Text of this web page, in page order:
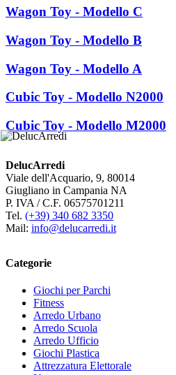
Wagon Toy - Modello C
Wagon Toy - Modello B
Wagon Toy - Modello A
Cubic Toy - Modello N2000
Cubic Toy - Modello M2000
DelucArredi
Viale dell'Acquario, 9, 80014
Giugliano in Campania NA
P. IVA / C.F. 06575701211
Tel. (+39) 340 682 3350
Mail: info@delucarredi.it
Categorie
Giochi per Parchi
Fitness
Arredo Urbano
Arredo Scuola
Arredo Ufficio
Giochi Plastica
Attrezzatura Elettorale